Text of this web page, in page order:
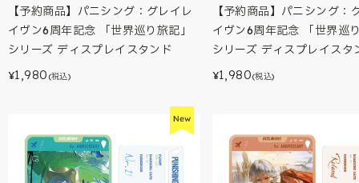
【予約商品】パニシング：グレイレ
イヴン6周年記念 「世界巡り旅記」
シリーズ ディスプレイスタンド
¥1,980 (税込)
【予約商品】パニシング：
イヴン6周年記念 「世界巡
シリーズ ディスプレイスタ
¥1,980(税込)